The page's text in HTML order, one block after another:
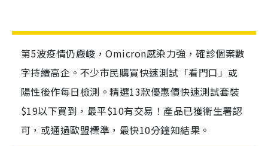
第5波疫情仍嚴峻，Omicron感染力強，確診個案數
字持續高企。不少市民購買快速測試「看門口」或
陽性後作每日檢測。精選13款優惠價快速測試套裝
$19以下買到，最平$10有交易！產品已獲衛生署認
可，或通過歐盟標準，最快10分鐘知結果。